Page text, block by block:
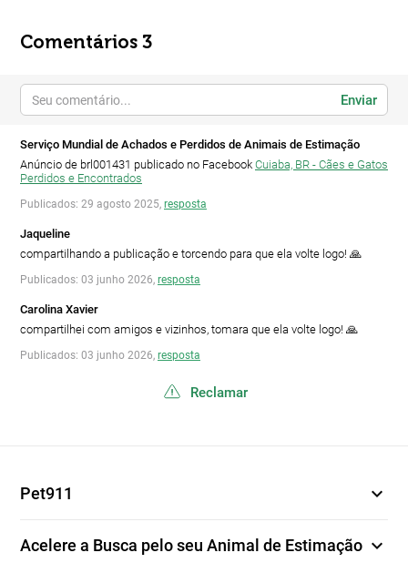
Comentários 3
Enviar
Serviço Mundial de Achados e Perdidos de Animais de Estimação
Anúncio de brl001431 publicado no Facebook Cuiaba, BR - Cães e Gatos
Perdidos e Encontrados
Publicados: 29 agosto 2025, resposta
Jaqueline
compartilhando a publicação e torcendo para que ela volte logo! 🙏
Publicados: 03 junho 2026, resposta
Carolina Xavier
compartilhei com amigos e vizinhos, tomara que ela volte logo! 🙏
Publicados: 03 junho 2026, resposta
Reclamar
Pet911 expand_more
Acelere a Busca pelo seu Animal de Estimação expand_more